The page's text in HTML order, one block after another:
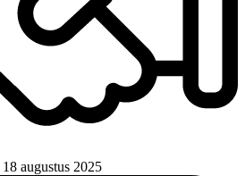
18 augustus 2025